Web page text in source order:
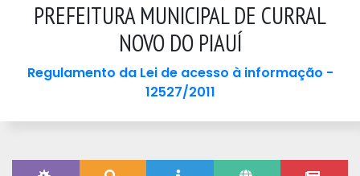
PREFEITURA MUNICIPAL DE CURRAL
NOVO DO PIAUÍ
Regulamento da Lei de acesso à informação -
12527/2011